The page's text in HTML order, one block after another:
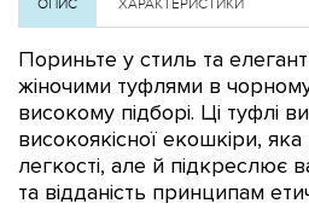
Пориньте у стиль та
жіночими туфлями в
високому підборі. Ці туфлі
високоякісної екошкіри,
легкості, але й підкреслює
та відданість принципам